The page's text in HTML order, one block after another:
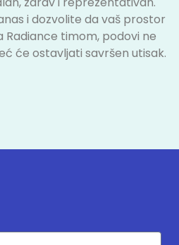
i dozvolite da vaš prostor
Radiance timom, podovi ne
će ostavljati savršen utisak.